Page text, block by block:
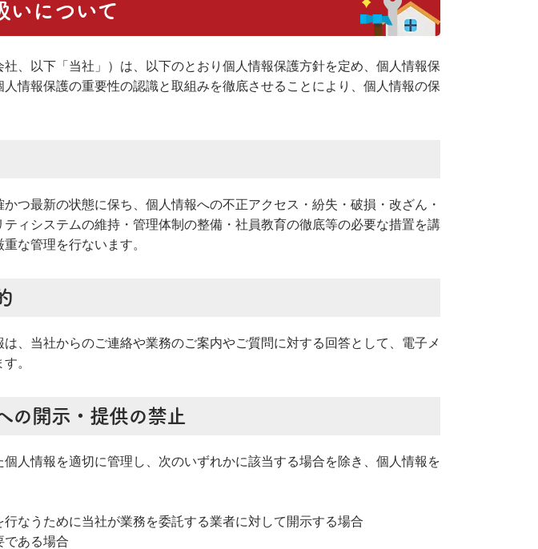
いについて
、以下「当社」）は、以下のとおり個人情報保護方針を定め、個人情報保
情報保護の重要性の認識と取組みを徹底させることにより、個人情報の保
つ最新の状態に保ち、個人情報への不正アクセス・紛失・破損・改ざん・
ィシステムの維持・管理体制の整備・社員教育の徹底等の必要な措置を講
な管理を行ないます。
、当社からのご連絡や業務のご案内やご質問に対する回答として、電子メ
。
の開示・提供の禁止
人情報を適切に管理し、次のいずれかに該当する場合を除き、個人情報を
行なうために当社が業務を委託する業者に対して開示する場合
である場合